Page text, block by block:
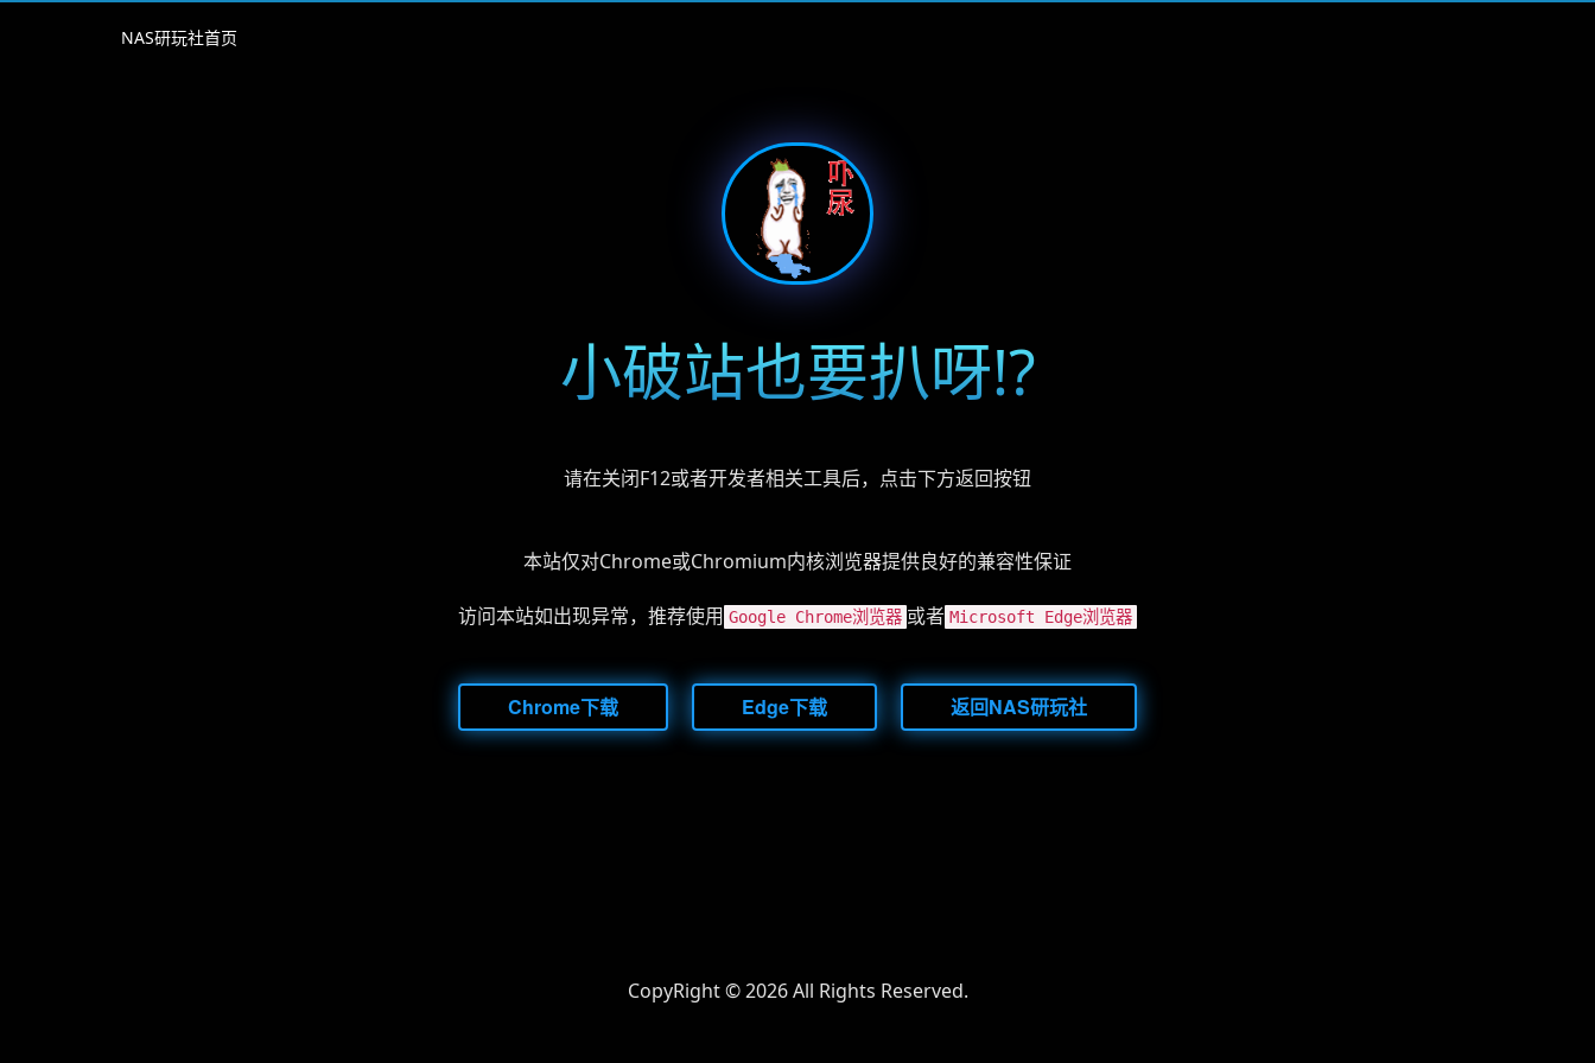
NAS研玩社首页
小破站也要扒呀!?
请在关闭F12或者开发者相关工具后，点击下方返回按钮
本站仅对Chrome或Chromium内核浏览器提供良好的兼容性保证
访问本站如出现异常，推荐使用 Google Chrome浏览器 或者 Microsoft Edge浏览器
Chrome下载 Edge下载 返回NAS研玩社
CopyRight ©2026 All Rights Reserved.